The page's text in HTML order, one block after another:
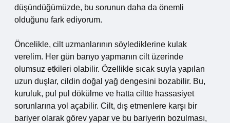
düşündüğümüzde, bu sorunun daha da önemli
olduğunu fark ediyorum.
Öncelikle, cilt uzmanlarının söylediklerine kulak
verelim. Her gün banyo yapmanın cilt üzerinde
olumsuz etkileri olabilir. Özellikle sıcak suyla yapılan
uzun duşlar, cildin doğal yağ dengesini bozabilir. Bu,
kuruluk, pul pul dökülme ve hatta ciltte hassasiyet
sorunlarına yol açabilir. Cilt, dış etmenlere karşı bir
bariyer olarak görev yapar ve bu bariyerin bozulması,